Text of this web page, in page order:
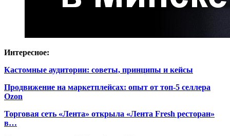
Интересное:
Кастомные аудитории: советы, принципы и кейсы
Продвижение на маркетплейсах: опыт от топ-5 селлера
Ozon
Торговая сеть «Лента» открыла «Лента Fresh ресторан»
в…